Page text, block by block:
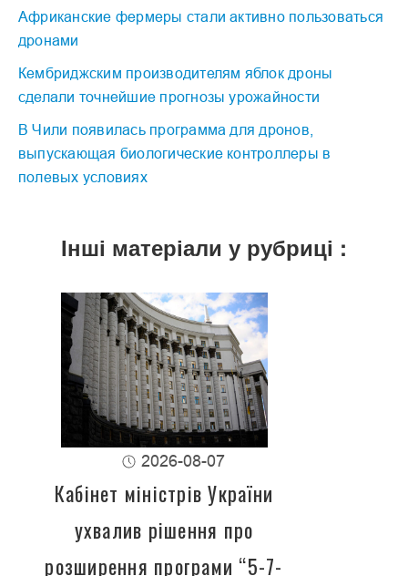
Африканские фермеры стали активно пользоваться
дронами
Кембриджским производителям яблок дроны
сделали точнейшие прогнозы урожайности
В Чили появилась программа для дронов,
выпускающая биологические контроллеры в
полевых условиях
Інші матеріали у рубриці :
2026-08-07
Кабінет міністрів України
ухвалив рішення про
розширення програми “5-7-